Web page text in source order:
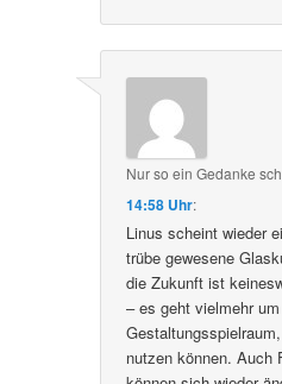
Nur so ein Gedanke
14:58 Uhr:
Linus scheint wieder
trübe gewesene
die Zukunft ist
– es geht vielmehr
nutzen können. Auch